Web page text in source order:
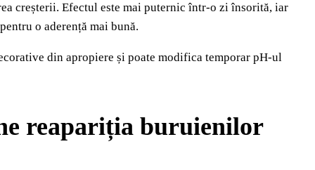
creșterii. Efectul este mai puternic într-o zi însorită, iar
o aderență mai bună.
din apropiere și poate modifica temporar pH‑ul
reapariția buruienilor